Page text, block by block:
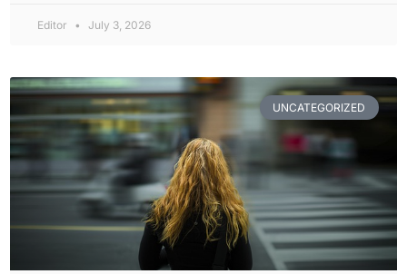
Editor July 3, 2026
UNCATEGORIZED